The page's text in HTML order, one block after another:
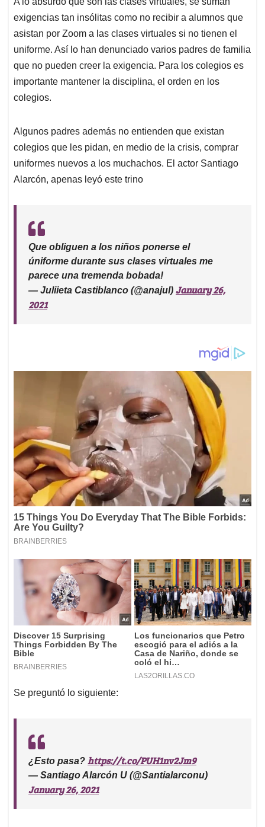
s
A
p
p
b
o
o
k
e
d
I
n
l
a
d
s
exigencias tan insólitas como no recibir a alumnos que
asistan por Zoom a las clases virtuales si no tienen el
uniforme. Así lo han denunciado varios padres de familia
que no pueden creer la exigencia. Para los colegios es
importante mantener la disciplina, el orden en los
colegios.
Algunos padres además no entienden que existan
colegios que les pidan, en medio de la crisis, comprar
uniformes nuevos a los muchachos. El actor Santiago
Alarcón, apenas leyó este trino
Que obliguen a los niños ponerse el
úniforme durante sus clases virtuales me
parece una tremenda bobada!
— Juliieta Castiblanco (@anajul) January 26,
2021
Se preguntó lo siguiente:
¿Esto pasa? https://t.co/PUH1nv2Jm9
— Santiago Alarcón U (@Santialarconu)
January 26, 2021